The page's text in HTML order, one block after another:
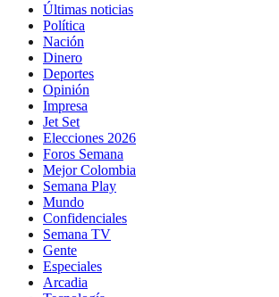
Últimas noticias
Política
Nación
Dinero
Deportes
Opinión
Impresa
Jet Set
Elecciones 2026
Foros Semana
Mejor Colombia
Semana Play
Mundo
Confidenciales
Semana TV
Gente
Especiales
Arcadia